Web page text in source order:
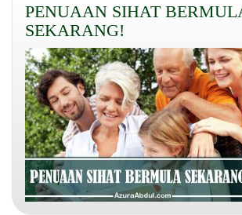
PENUAAN SIHAT
SEKARANG!